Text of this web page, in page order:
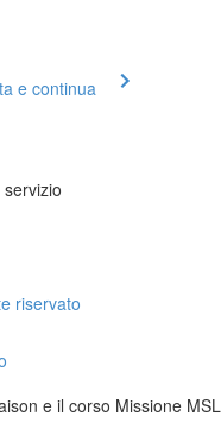
e continua
riservato
e il corso Missione MSL